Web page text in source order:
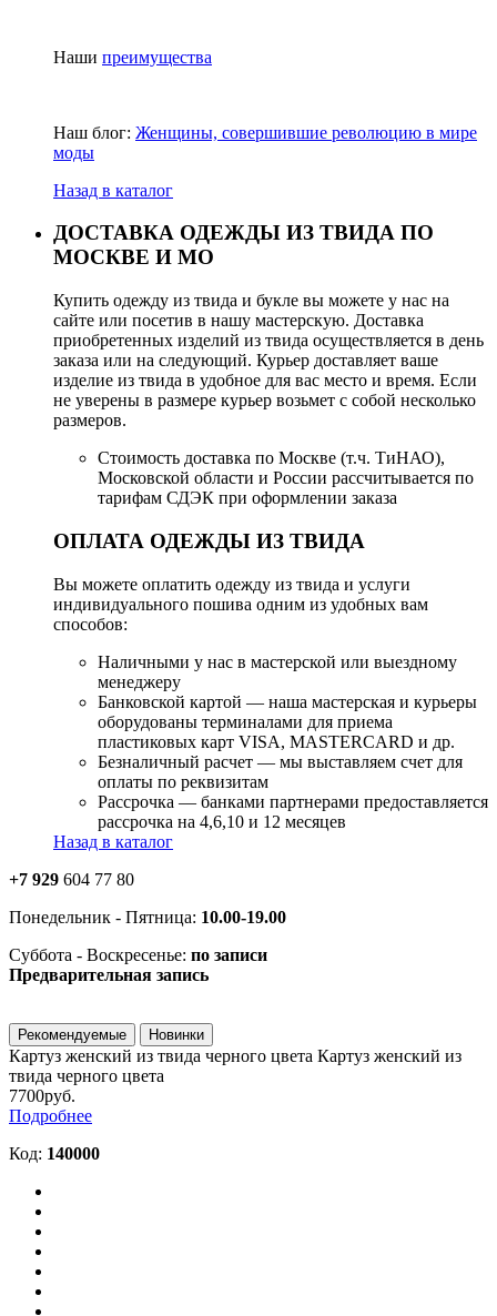
Наши преимущества
Наш блог: Женщины, совершившие революцию в мире
моды
Назад в каталог
ДОСТАВКА ОДЕЖДЫ ИЗ ТВИДА ПО
МОСКВЕ И МО
Купить одежду из твида и букле вы можете у нас на
сайте или посетив в нашу мастерскую. Доставка
приобретенных изделий из твида осуществляется в день
заказа или на следующий. Курьер доставляет ваше
изделие из твида в удобное для вас место и время. Если
не уверены в размере курьер возьмет с собой несколько
размеров.
Стоимость доставка по Москве (т.ч. ТиНАО),
Московской области и России рассчитывается по
тарифам СДЭК при оформлении заказа
ОПЛАТА ОДЕЖДЫ ИЗ ТВИДА
Вы можете оплатить одежду из твида и услуги
индивидуального пошива одним из удобных вам
способов:
Наличными у нас в мастерской или выездному
менеджеру
Банковской картой — наша мастерская и курьеры
оборудованы терминалами для приема
пластиковых карт VISA, MASTERCARD и др.
Безналичный расчет — мы выставляем счет для
оплаты по реквизитам
Рассрочка — банками партнерами предоставляется
рассрочка на 4,6,10 и 12 месяцев
Назад в каталог
+7 929 604 77 80
Понедельник - Пятница: 10.00-19.00
Суббота - Воскресенье: по записи
Предварительная запись
Рекомендуемые Новинки
Картуз женский из твида черного цвета Картуз женский из
твида черного цвета
7700руб.
Подробнее
Код: 140000